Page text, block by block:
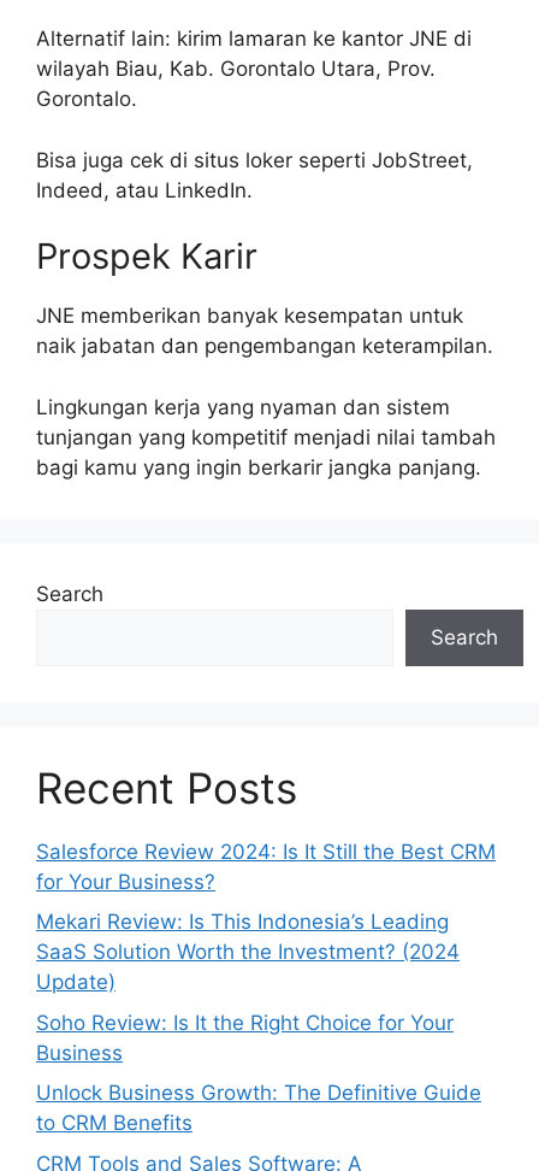
Alternatif lain: kirim lamaran ke kantor JNE di
wilayah Biau, Kab. Gorontalo Utara, Prov.
Gorontalo.
Bisa juga cek di situs loker seperti JobStreet,
Indeed, atau LinkedIn.
Prospek Karir
JNE memberikan banyak kesempatan untuk
naik jabatan dan pengembangan keterampilan.
Lingkungan kerja yang nyaman dan sistem
tunjangan yang kompetitif menjadi nilai tambah
bagi kamu yang ingin berkarir jangka panjang.
Search
Search
Recent Posts
Salesforce Review 2024: Is It Still the Best CRM
for Your Business?
Mekari Review: Is This Indonesia’s Leading
SaaS Solution Worth the Investment? (2024
Update)
Soho Review: Is It the Right Choice for Your
Business
Unlock Business Growth: The Definitive Guide
to CRM Benefits
CRM Tools and Sales Software: A